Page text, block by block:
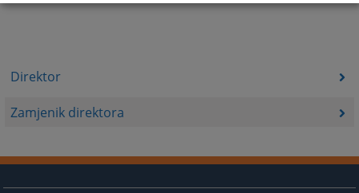
Direktor
Zamjenik direktora